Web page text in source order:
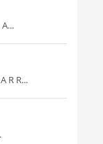
R R...